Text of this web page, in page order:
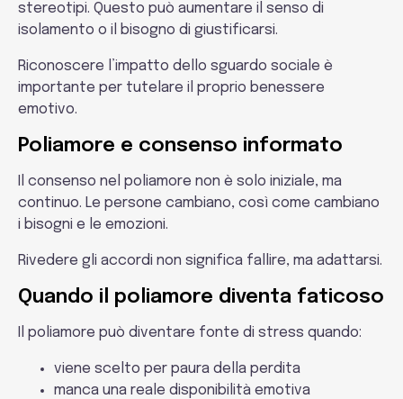
stereotipi. Questo può aumentare il senso di
isolamento o il bisogno di giustificarsi.
Riconoscere l’impatto dello sguardo sociale è
importante per tutelare il proprio benessere
emotivo.
Poliamore e consenso informato
Il consenso nel poliamore non è solo iniziale, ma
continuo. Le persone cambiano, così come cambiano
i bisogni e le emozioni.
Rivedere gli accordi non significa fallire, ma adattarsi.
Quando il poliamore diventa faticoso
Il poliamore può diventare fonte di stress quando:
viene scelto per paura della perdita
manca una reale disponibilità emotiva